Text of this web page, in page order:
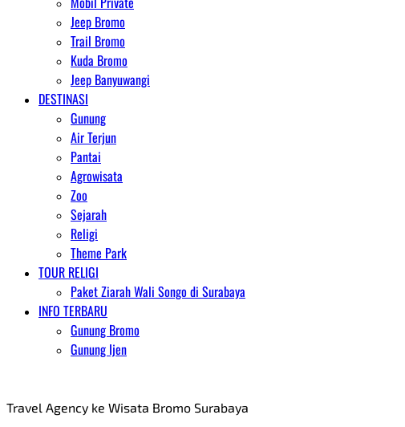
Jeep Bromo
Trail Bromo
Kuda Bromo
Jeep Banyuwangi
DESTINASI
Gunung
Air Terjun
Pantai
Agrowisata
Zoo
Sejarah
Religi
Theme Park
TOUR RELIGI
Paket Ziarah Wali Songo di Surabaya
INFO TERBARU
Gunung Bromo
Gunung Ijen
Travel Agency ke Wisata Bromo Surabaya